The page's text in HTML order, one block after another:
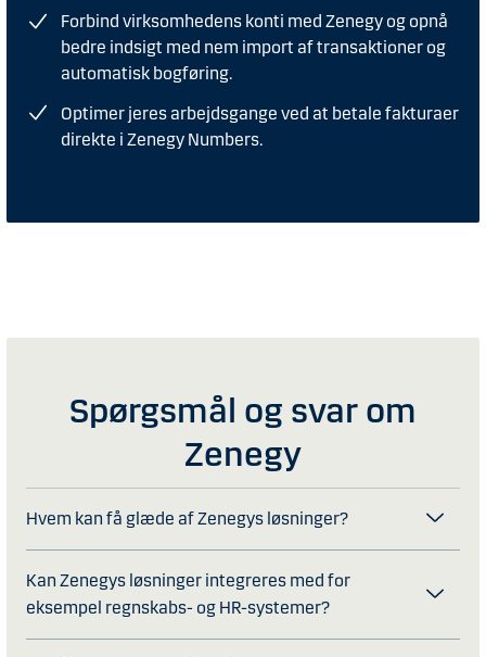
Forbind virksomhedens konti med Zenegy og opnå
bedre indsigt med nem import af transaktioner og
automatisk bogføring.
Optimer jeres arbejdsgange ved at betale fakturaer
direkte i Zenegy Numbers.
Spørgsmål og svar om
Zenegy
Hvem kan få glæde af Zenegys løsninger?
Kan Zenegys løsninger integreres med for
eksempel regnskabs- og HR-systemer?